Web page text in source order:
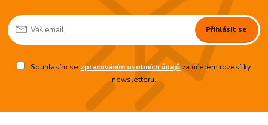
Přihlásit se
Souhlasím se zpracováním osobních údajůza účelem rozesílky
newsletteru.